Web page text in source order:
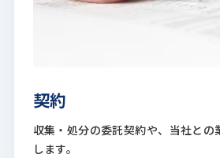
契約
収集・処分の委託契約や、当社との
します。